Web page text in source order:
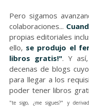
Pero sigamos
colaboraciones...
propias editoriales
ello, se produjo el
libros gratis!". Y
decenas de blogs
para llegar a los
poder tener libros
"te sigo, ¿me sigues?" y